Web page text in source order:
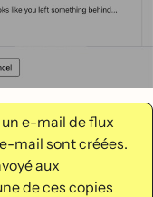
e-mail de flux
mail sont créées.
aux
de ces copies